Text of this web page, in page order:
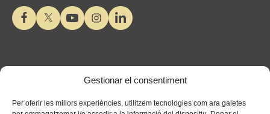
Gestionar el consentiment
Per oferir les millors experiències, utilitzem tecnologies com ara galetes